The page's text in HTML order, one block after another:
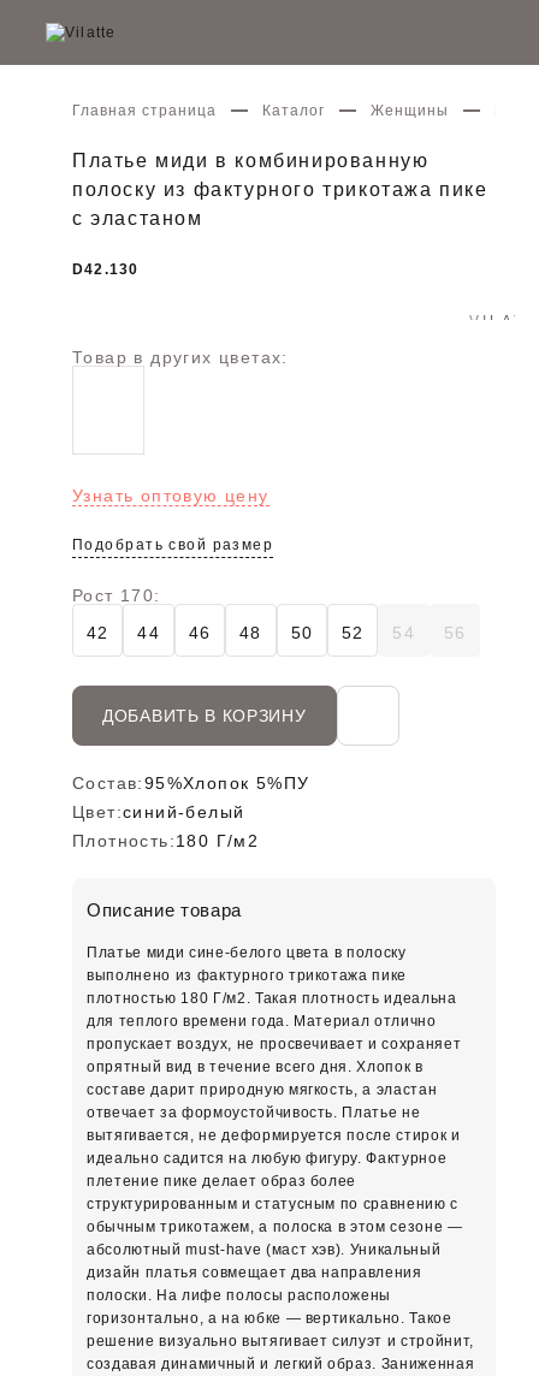
Главная страница Каталог Женщины
Платье миди в комбинированную
полоску из фактурного трикотажа пике
с эластаном
D42.130
Товар в других цветах:
Узнать оптовую цену
Подобрать свой размер
Рост 170:
42
44 46 48 50 52 54 56
ДОБАВИТЬ В КОРЗИНУ
Состав:95%Хлопок 5%ПУ
Цвет:синий-белый
Плотность:180 Г/м2
Описание товара
Платье миди сине-белого цвета в полоску
выполнено из фактурного трикотажа пике
плотностью 180 Г/м2. Такая плотность идеальна
для теплого времени года. Материал отлично
пропускает воздух, не просвечивает и сохраняет
опрятный вид в течение всего дня. Хлопок в
составе дарит природную мягкость, а эластан
отвечает за формоустойчивость. Платье не
вытягивается, не деформируется после стирок и
идеально садится на любую фигуру. Фактурное
плетение пике делает образ более
структурированным и статусным по сравнению с
обычным трикотажем, а полоска в этом сезоне —
абсолютный must-have (маст хэв). Уникальный
дизайн платья совмещает два направления
полоски. На лифе полосы расположены
горизонтально, а на юбке — вертикально. Такое
решение визуально вытягивает силуэт и стройнит,
создавая динамичный и легкий образ. Заниженная